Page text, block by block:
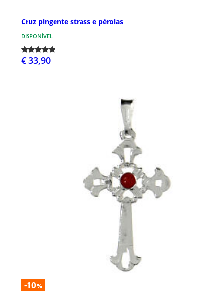
Cruz pingente strass e pérolas
DISPONÍVEL
€ 33,90
-10%